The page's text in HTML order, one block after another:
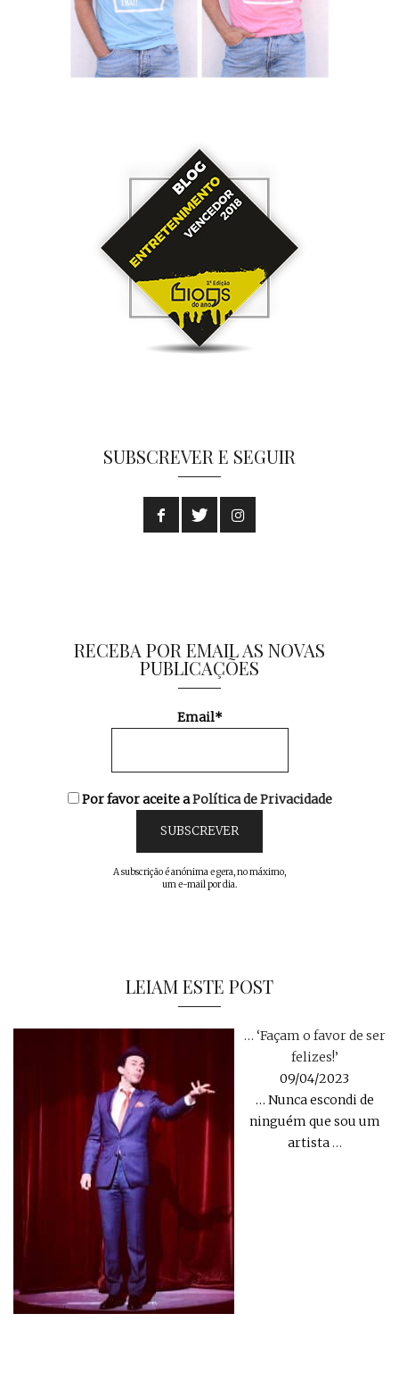
SUBSCREVER E SEGUIR
RECEBA POR EMAIL AS NOVAS
PUBLICAÇÕES
Email*
Por favor aceite aPolítica de Privacidade
A subscrição é anónima e gera, no máximo,
um e-mail por dia.
LEIAM ESTE POST
… ‘Façam o favor de ser
felizes!’
09/04/2023
… Nunca escondi de
ninguém que sou um
artista…